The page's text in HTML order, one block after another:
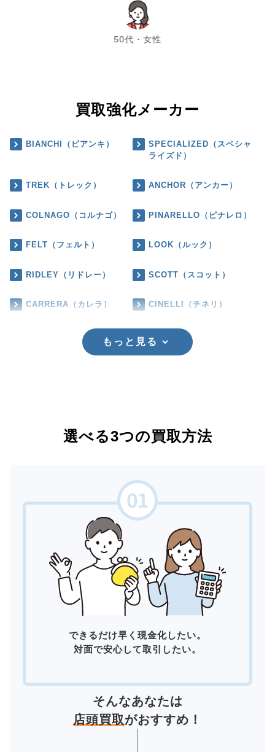
50代・女性
chevron_left chevron_right
買取強化メーカー
BIANCHI（ビアンキ）
SPECIALIZED（スペシャ
ライズド）
TREK（トレック） ANCHOR（アンカー）
COLNAGO（コルナゴ） PINARELLO（ピナレロ）
FELT（フェルト） LOOK（ルック）
RIDLEY（リドレー） SCOTT（スコット）
CARRERA（カレラ） CINELLI（チネリ）
もっと見る
選べる3つの買取方法
できるだけ早く現金化したい。
対面で安心して取引したい。
そんなあなたは
店頭買取がおすすめ！